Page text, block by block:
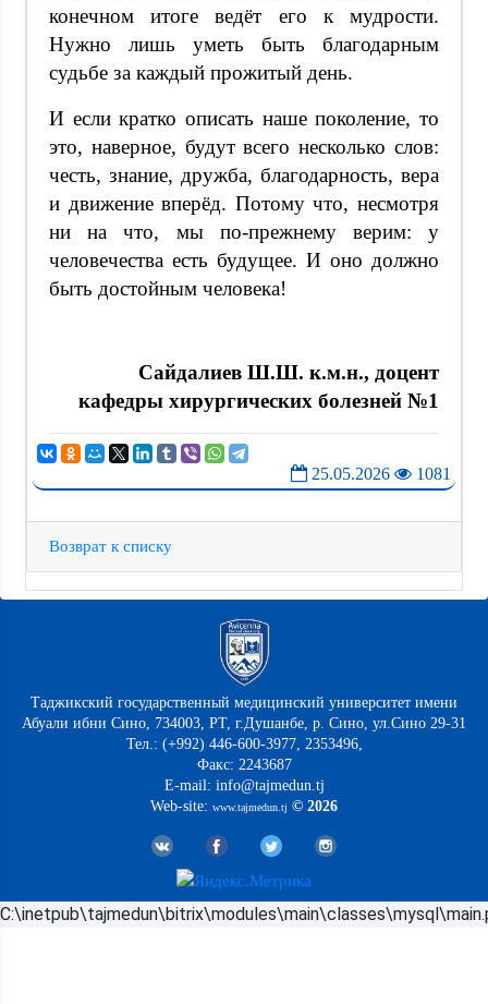
конечном итоге ведёт его к мудрости.
Нужно лишь уметь быть благодарным
судьбе за каждый прожитый день.
И если кратко описать наше поколение, то
это, наверное, будут всего несколько слов:
честь, знание, дружба, благодарность, вера
и движение вперёд. Потому что, несмотря
ни на что, мы по-прежнему верим: у
человечества есть будущее. И оно должно
быть достойным человека!
Сайдалиев Ш.Ш. к.м.н., доцент
кафедры хирургических болезней №1
25.05.2026 1081
Возврат к списку
Таджикский государственный медицинский университет имени
Абуали ибни Сино, 734003, РТ, г.Душанбе, р. Сино, ул.Сино 29-31
Тел.: (+992) 446-600-3977, 2353496,
Факс: 2243687
E-mail: info@tajmedun.tj
Web-site: www.tajmedun.tj © 2026